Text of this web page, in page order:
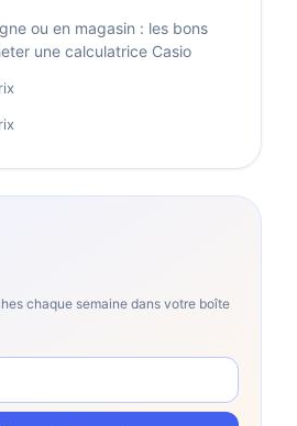
ou en magasin : les bons
une calculatrice Casio
Casio ?
calculatrice Casio ?
calculatrice Casio ?
Casio ?
chaque semaine dans votre boîte